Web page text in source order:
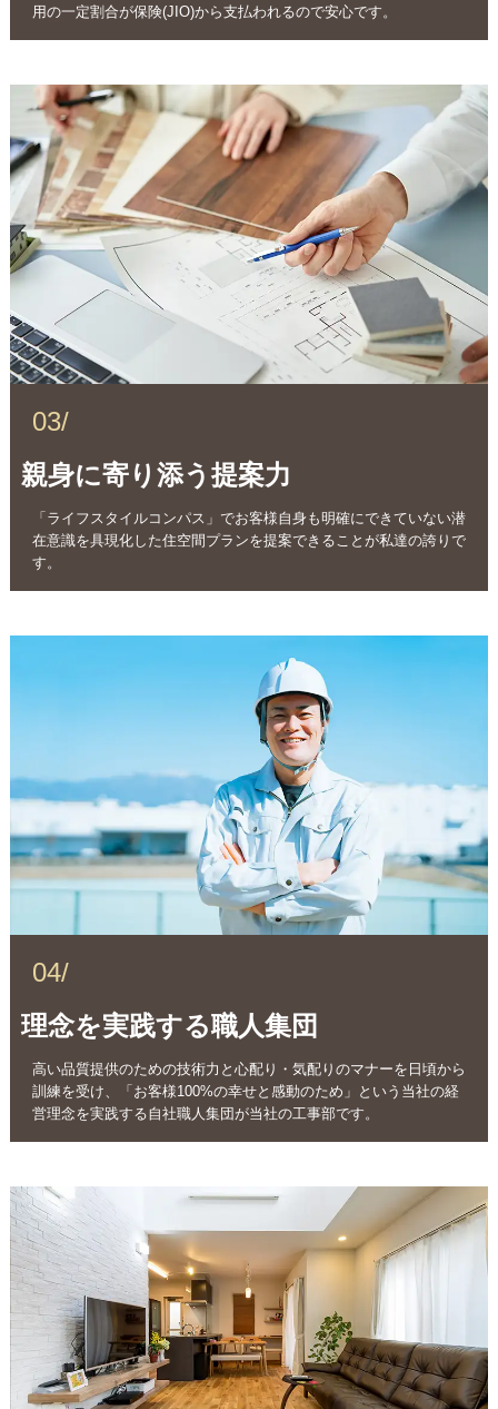
用の一定割合が保険(JIO)から支払われるので安心です。
03/
親身に寄り添う提案力
「ライフスタイルコンパス」でお客様自身も明確にできていない潜
在意識を具現化した住空間プランを提案できることが私達の誇りで
す。
04/
理念を実践する職人集団
高い品質提供のための技術力と心配り・気配りのマナーを日頃から
訓練を受け、「お客様100%の幸せと感動のため」という当社の経
営理念を実践する自社職人集団が当社の工事部です。